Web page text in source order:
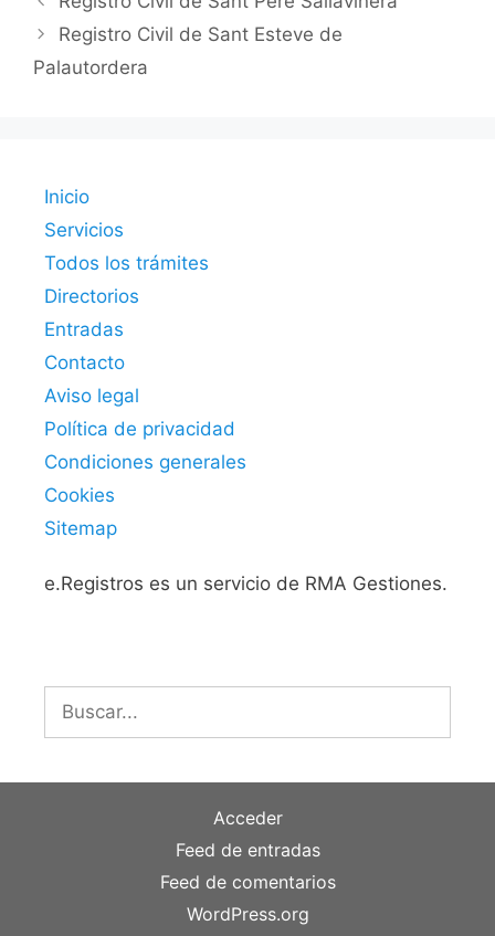
Registro Civil de Sant Esteve de
Palautordera
Inicio
Servicios
Todos los trámites
Directorios
Entradas
Contacto
Aviso legal
Política de privacidad
Condiciones generales
Cookies
Sitemap
e.Registros es un servicio de RMA Gestiones.
Buscar:
Acceder
Feed de entradas
Feed de comentarios
WordPress.org